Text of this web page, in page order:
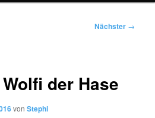
Nächster →
der Hase
vonStephi